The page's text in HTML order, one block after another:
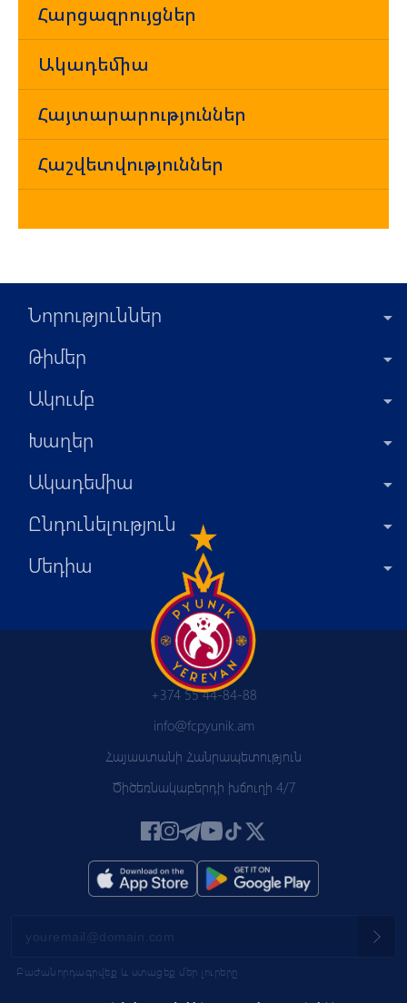
Հարցազրույցներ
Ակադեմիա
Հայտարարություններ
Հաշվետվություններ
Նորություններ
Թիմեր
Ակումբ
Խաղեր
Ակադեմիա
Ընդունելություն
Մեդիա
+374 55 44-84-88
info@fcpyunik.am
Հայաստանի Հանրապետություն
Ծիծեռնակաբերդի խճուղի 4/7
Բաժանորդագրվեք և ստացեք մեր լուրերը